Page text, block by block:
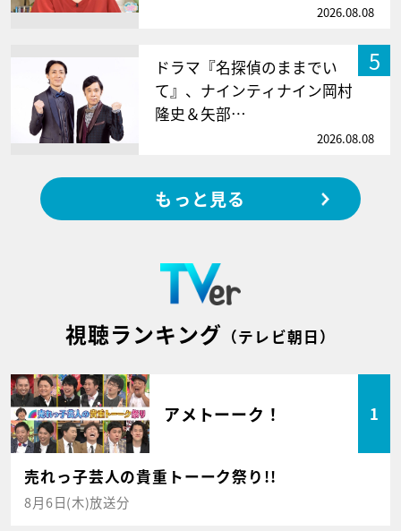
2026.08.08
5
ドラマ『名探偵のままでい
て』、ナインティナイン岡村
隆史＆矢部…
2026.08.08
もっと見る
視聴ランキング （テレビ朝日）
アメトーーク！ 1
売れっ子芸人の貴重トーーク祭り!!
8月6日(木)放送分